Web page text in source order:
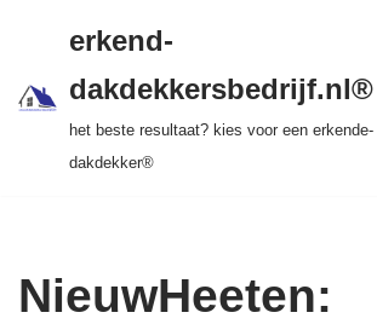
naar
inhoud
tot 20 jr garantie > SKEV erkend
erkend-
dakdekkersbedrijf.nl®
het beste resultaat? kies voor een erkende-
dakdekker®
NieuwHeeten: